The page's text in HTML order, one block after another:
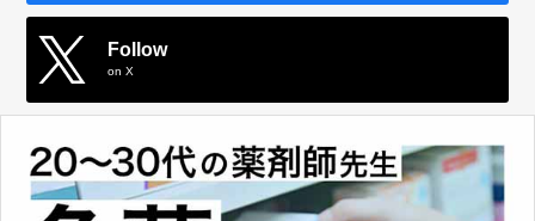
Follow
on X